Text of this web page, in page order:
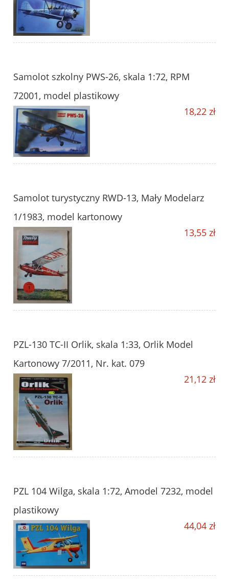
Samolot szkolny PWS-26, skala 1:72, RPM
72001, model plastikowy
18,22 zł
Samolot turystyczny RWD-13, Mały Modelarz
1/1983, model kartonowy
13,55 zł
PZL-130 TC-II Orlik, skala 1:33, Orlik Model
Kartonowy 7/2011, Nr. kat. 079
21,12 zł
PZL 104 Wilga, skala 1:72, Amodel 7232, model
plastikowy
44,04 zł